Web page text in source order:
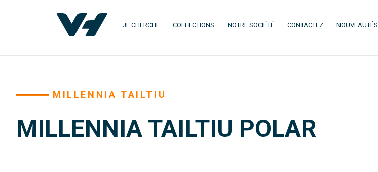
JE CHERCHE COLLECTIONS NOTRE SOCIÉTÉ(CURRENT)
CONTACTEZ(CURRENT)
NOUVEAUTÉS
MILLENNIA TAILTIU
MILLENNIA TAILTIU POLAR